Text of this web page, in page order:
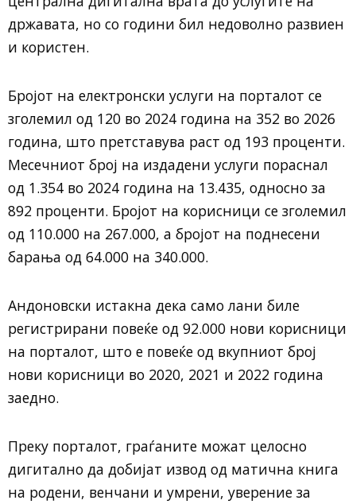
државата, но со години бил недоволно развиен
и користен.
Бројот на електронски услуги на порталот се
зголемил од 120 во 2024 година на 352 во 2026
година, што претставува раст од 193 проценти.
Месечниот број на издадени услуги пораснал
од 1.354 во 2024 година на 13.435, односно за
892 проценти. Бројот на корисници се зголемил
од 110.000 на 267.000, а бројот на поднесени
барања од 64.000 на 340.000.
Андоновски истакна дека само лани биле
регистрирани повеќе од 92.000 нови корисници
на порталот, што е повеќе од вкупниот број
нови корисници во 2020, 2021 и 2022 година
заедно.
Преку порталот, граѓаните можат целосно
дигитално да добијат извод од матична книга
на родени, венчани и умрени, уверение за